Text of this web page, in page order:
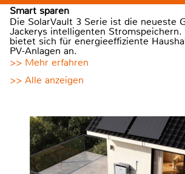
Smart sparen
Die SolarVault 3 Serie ist die neueste
Jackerys intelligenten Stromspeichern.
bietet sich für energieeffiziente
PV-Anlagen an.
>> Mehr erfahren
>> Alle anzeigen